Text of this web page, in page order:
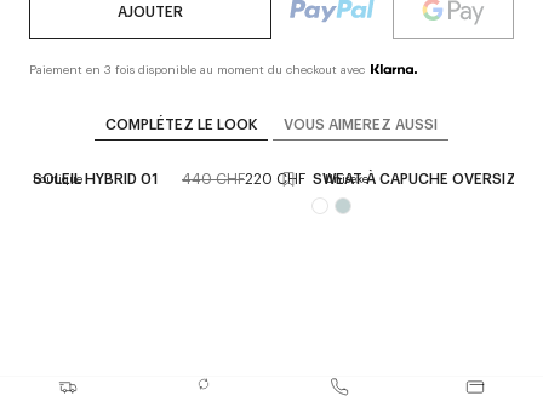
AJOUTER
Paiement en 3 fois disponible au moment du checkout avec
COMPLÉTEZ LE LOOK VOUS AIMEREZ AUSSI
en boutique
DE SOLEIL HYBRID 01 440 CHF220 CHF Unisexe
SWEAT À CAPUCHE OVERSIZE